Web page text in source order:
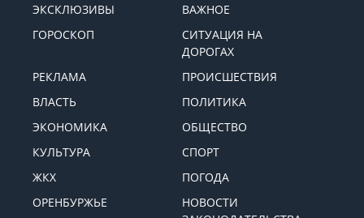
ЭКСКЛЮЗИВЫ
ВАЖНОЕ
ГОРОСКОП
СИТУАЦИЯ НА
ДОРОГАХ
РЕКЛАМА
ПРОИСШЕСТВИЯ
ВЛАСТЬ
ПОЛИТИКА
ЭКОНОМИКА
ОБЩЕСТВО
КУЛЬТУРА
СПОРТ
ЖКХ
ПОГОДА
ОРЕНБУРЖЬЕ
НОВОСТИ